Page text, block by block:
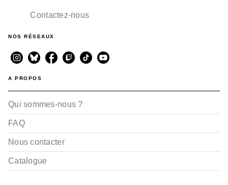
Contactez-nous
NOS RÉSEAUX
A PROPOS
Qui sommes-nous ?
FAQ
Nous contacter
Catalogue